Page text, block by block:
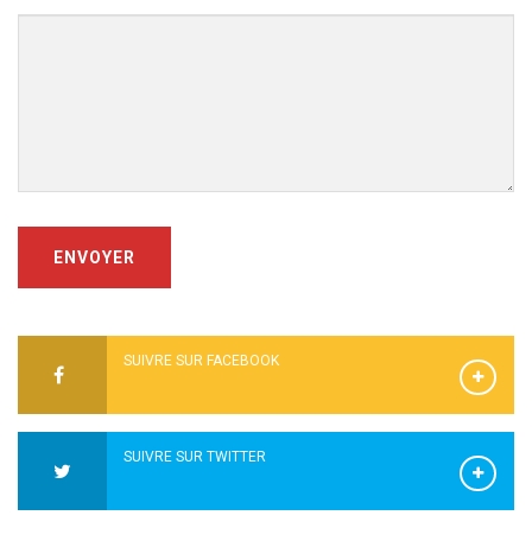
ENVOYER
SUIVRE SUR FACEBOOK
SUIVRE SUR TWITTER